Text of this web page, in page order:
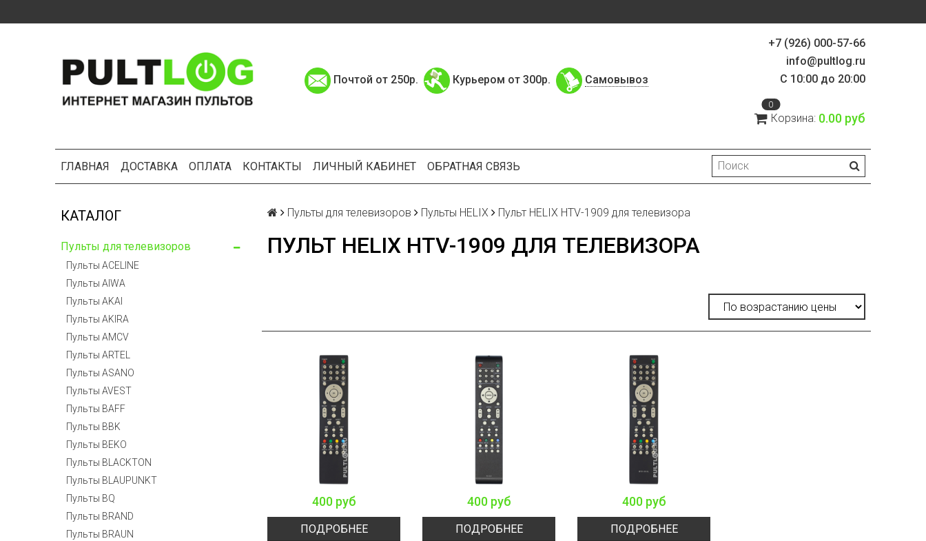
Почтой от 250р. Курьером от 300р. Самовывоз
+7 (926) 000-57-66
info@pultlog.ru
С 10:00 до 20:00
0
Корзина: 0.00 руб
ГЛАВНАЯ ДОСТАВКА ОПЛАТА КОНТАКТЫ ЛИЧНЫЙ КАБИНЕТ ОБРАТНАЯ СВЯЗЬ
КАТАЛОГ
Пульты для телевизоров
Пульты ACELINE
Пульты AIWA
Пульты AKAI
Пульты AKIRA
Пульты AMCV
Пульты ARTEL
Пульты ASANO
Пульты AVEST
Пульты BAFF
Пульты BBK
Пульты BEKO
Пульты BLACKTON
Пульты BLAUPUNKT
Пульты BQ
Пульты BRAND
Пульты BRAUN
Пульты для телевизоров Пульты HELIX Пульт HELIX HTV-1909 для телевизора
ПУЛЬТ HELIX HTV-1909 ДЛЯ ТЕЛЕВИЗОРА
400 руб
ПОДРОБНЕЕ
400 руб
ПОДРОБНЕЕ
400 руб
ПОДРОБНЕЕ